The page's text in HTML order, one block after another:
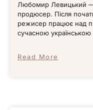
Любомир Левицький —
продюсер. Після
режисер працює над
сучасною українською
Read More